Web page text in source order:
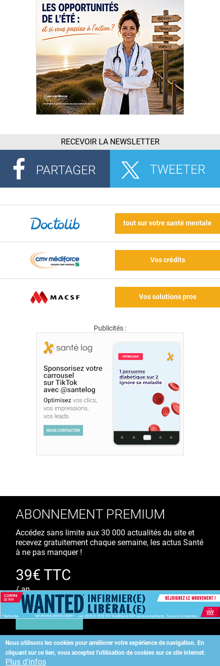
RECEVOIR LA NEWSLETTER
tout sur votre santé mentale
Vos crédits
Vos solutions pros
Publicités :
Nous utilisons les cookies pour améliorer votre expérience de navigation. En
cliquant sur ce lien, vous acceptez l'utilisation de cookies sur ce site internet.
Plus d'infos
ABONNEMENT PREMIUM
Accédez sans limite aux 30 000 actualités du site et
recevez gratuitement chaque semaine, les actus Santé
à ne pas manquer !
39€ TTC
/ an
S'ABONNER
Copyright©2026 ALLIEDHEALTH